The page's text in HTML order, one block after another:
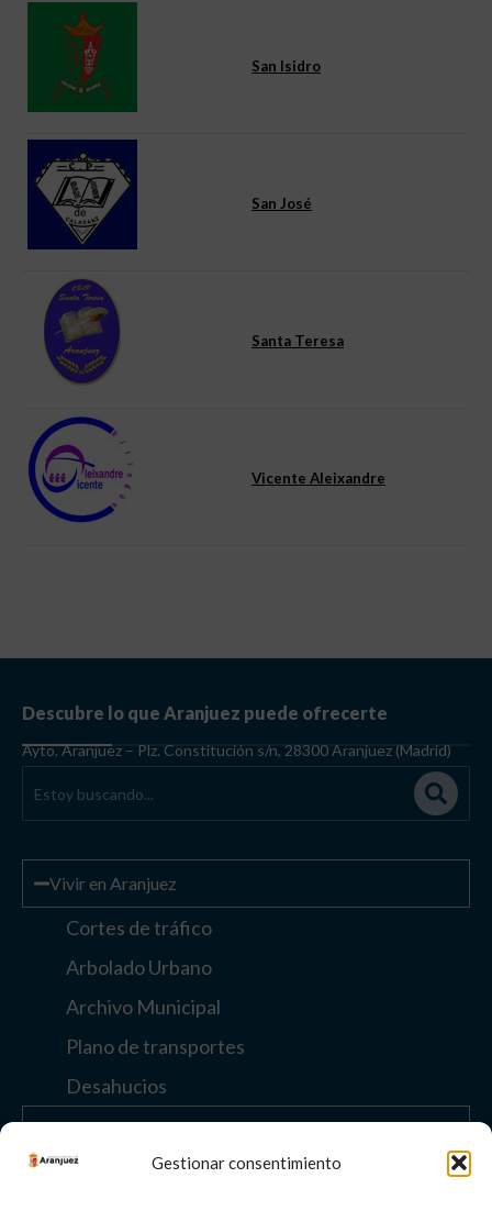
Gestionar consentimiento
San Isidro
San José
Santa Teresa
Vicente Aleixandre
Descubre lo que Aranjuez puede ofrecerte
Ayto. Aranjuez – Plz. Constitución s/n, 28300 Aranjuez (Madrid)
Vivir en Aranjuez
Cortes de tráfico
Arbolado Urbano
Archivo Municipal
Plano de transportes
Desahucios
Enlaces de interés